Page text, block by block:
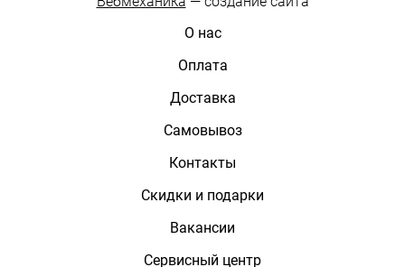
О нас
Оплата
Доставка
Самовывоз
Контакты
Скидки и подарки
Вакансии
Сервисный центр